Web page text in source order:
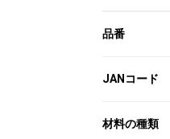
品番
JANコード
材料の種類